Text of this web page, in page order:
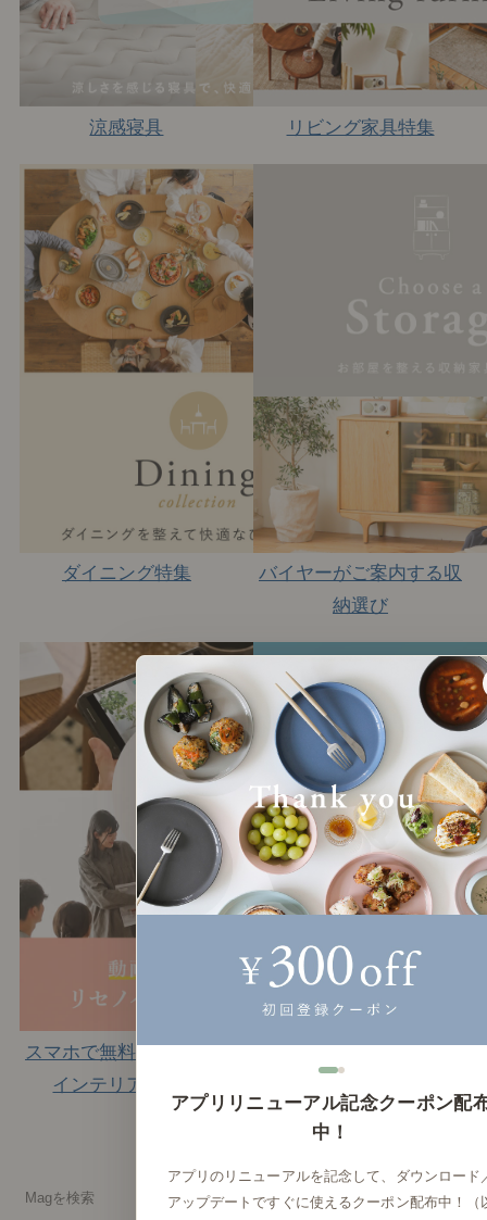
涼感寝具 リビング家具特集
ダイニング特集
バイヤーがご案内する収
納選び
スマホで無料で学べる｜
インテリアの学校
店舗のご案内
アプリリニューアル記念クーポン配
中！
アプリのリニューアルを記念して、ダウンロード
アップデートですぐに使えるクーポン配布中！（